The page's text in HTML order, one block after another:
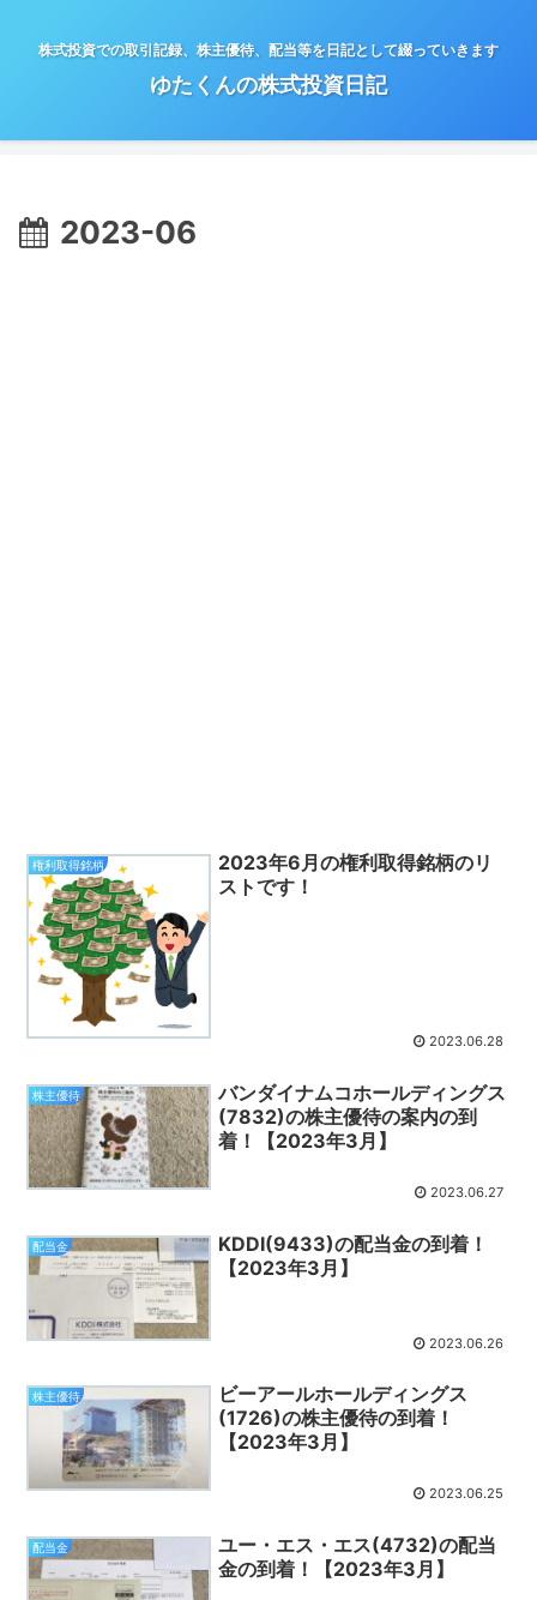
株式投資での取引記録、株主優待、配当等を日記として綴っていきます
ゆたくんの株式投資日記
2023-06
権利取得銘柄
2023年6月の権利取得銘柄のリ
ストです！
2023.06.28
株主優待
バンダイナムコホールディングス
(7832)の株主優待の案内の到
着！【2023年3月】
2023.06.27
配当金
KDDI(9433)の配当金の到着！
【2023年3月】
2023.06.26
株主優待
ビーアールホールディングス
(1726)の株主優待の到着！
【2023年3月】
2023.06.25
配当金
ユー・エス・エス(4732)の配当
金の到着！【2023年3月】